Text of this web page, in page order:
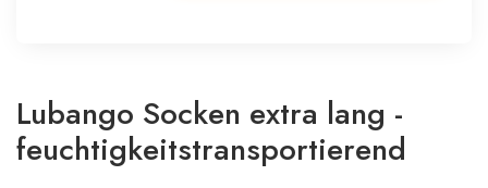
Lubango Socken extra lang -
feuchtigkeitstransportierend